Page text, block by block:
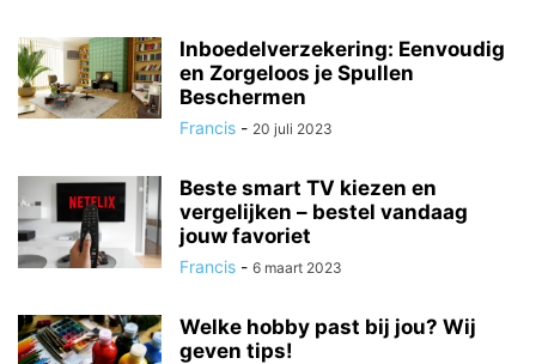
Inboedelverzekering: Eenvoudig
en Zorgeloos je Spullen
Beschermen
Francis - 20 juli 2023
Beste smart TV kiezen en
vergelijken – bestel vandaag
jouw favoriet
Francis - 6 maart 2023
Welke hobby past bij jou? Wij
geven tips!